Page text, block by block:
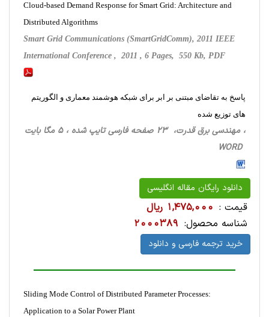
Cloud-based Demand Response for Smart Grid: Architecture and
Distributed Algorithms
Smart Grid Communications (SmartGridComm), 2011 IEEE
International Conference , 2011 , 6 Pages, 550 Kb, PDF
پاسخ به تقاضای مبتنی بر ابر برای شبکه هوشمند معماری و الگوریتم
های توزیع شده
، مهندسی برق قدرت، 23 صفحه فارسی تایپ شده ، 5 مگا بایت
WORD
دانلود رایگان مقاله انگلیسی
قیمت : 1,475,000 ریال
شناسه محصول: 2000389
خرید ترجمه فارسی و دانلود
Sliding Mode Control of Distributed Parameter Processes:
Application to a Solar Power Plant